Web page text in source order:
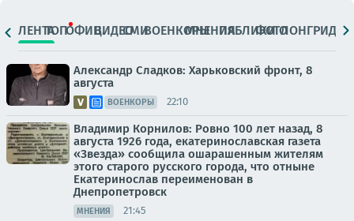
ЛЕНТАТОПОФИЦ.ВИДЕОСМИВОЕНКОРЫМНЕНИЯПАБЛИКИ
ФОТОЛОНГРИДЫ
Александр Сладков: Харьковский фронт, 8
августа
ВОЕНКОРЫ 22:10
Владимир Корнилов: Ровно 100 лет назад, 8
августа 1926 года, екатеринославская газета
«Звезда» сообщила ошарашенным жителям
этого старого русского города, что отныне
Екатеринослав переименован в
Днепропетровск
МНЕНИЯ 21:45